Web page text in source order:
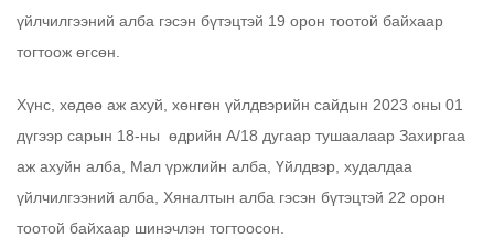
үйлчилгээний алба гэсэн бүтэцтэй 19 орон тоотой байхаар
тогтоож өгсөн.
Хүнс, хөдөө аж ахуй, хөнгөн үйлдвэрийн сайдын 2023 оны 01
дүгээр сарын 18-ны өдрийн А/18 дугаар тушаалаар Захиргаа
аж ахуйн алба, Мал үржлийн алба, Үйлдвэр, худалдаа
үйлчилгээний алба, Хяналтын алба гэсэн бүтэцтэй 22 орон
тоотой байхаар шинэчлэн тогтоосон.